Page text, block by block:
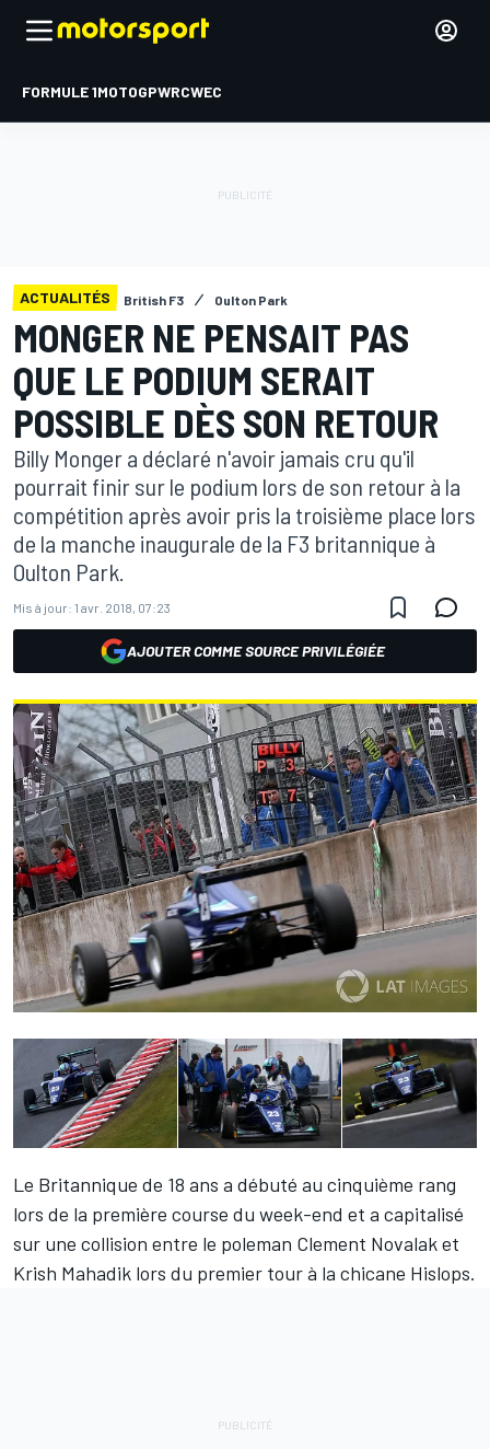
FORMULE 1MOTOGPWRCWEC
ACTUALITÉS British F3 Oulton Park
MONGER NE PENSAIT PAS
QUE LE PODIUM SERAIT
POSSIBLE DÈS SON RETOUR
Billy Monger a déclaré n'avoir jamais cru qu'il
pourrait finir sur le podium lors de son retour à la
compétition après avoir pris la troisième place lors
de la manche inaugurale de la F3 britannique à
Oulton Park.
Mis à jour: 1 avr. 2018, 07:23
AJOUTER COMME SOURCE PRIVILÉGIÉE
Le Britannique de 18 ans a débuté au cinquième rang
lors de la première course du week-end et a capitalisé
sur une collision entre le poleman Clement Novalak et
Krish Mahadik lors du premier tour à la chicane Hislops.